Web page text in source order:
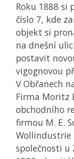
Roku 1888 si
číslo 7, kde
objekt si
na dnešní
postavit
vigognovou
V Obřanech
Firma Moritz
obchodního
firmou M. E.
Wollindustrie
společnosti u